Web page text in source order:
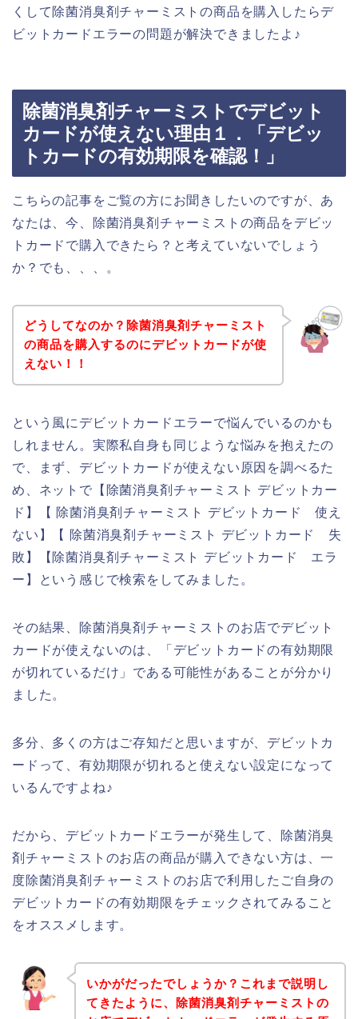
くして除菌消臭剤チャーミストの商品を購入したらデ
ビットカードエラーの問題が解決できましたよ♪
除菌消臭剤チャーミストでデビット
カードが使えない理由１．「デビッ
トカードの有効期限を確認！」
こちらの記事をご覧の方にお聞きしたいのですが、あ
なたは、今、除菌消臭剤チャーミストの商品をデビッ
トカードで購入できたら？と考えていないでしょう
か？でも、、、。
どうしてなのか？除菌消臭剤チャーミスト
の商品を購入するのにデビットカードが使
えない！！
という風にデビットカードエラーで悩んでいるのかも
しれません。実際私自身も同じような悩みを抱えたの
で、まず、デビットカードが使えない原因を調べるた
め、ネットで【除菌消臭剤チャーミスト デビットカー
ド】【 除菌消臭剤チャーミスト デビットカード 使え
ない】【 除菌消臭剤チャーミスト デビットカード 失
敗】【除菌消臭剤チャーミスト デビットカード エラ
ー】という感じで検索をしてみました。
その結果、除菌消臭剤チャーミストのお店でデビット
カードが使えないのは、「デビットカードの有効期限
が切れているだけ」である可能性があることが分かり
ました。
多分、多くの方はご存知だと思いますが、デビットカ
ードって、有効期限が切れると使えない設定になって
いるんですよね♪
だから、デビットカードエラーが発生して、除菌消臭
剤チャーミストのお店の商品が購入できない方は、一
度除菌消臭剤チャーミストのお店で利用したご自身の
デビットカードの有効期限をチェックされてみること
をオススメします。
いかがだったでしょうか？これまで説明し
てきたように、除菌消臭剤チャーミストの